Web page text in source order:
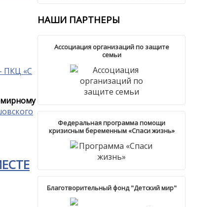
НАШИ ПАРТНЕРЫ
Ассоциация организаций по защите
семьи
Федеральная программа помощи
кризисным беременным «Спаси жизнь»
Благотворительный фонд "Детский мир"